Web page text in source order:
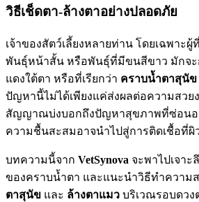
วิธีเช็ดตา-ล้างตาอย่างปลอดภัย
เจ้าของสัตว์เลี้ยงหลายท่าน โดยเฉพาะ
พันธุ์หน้าสั้น หรือพันธุ์ที่มีขนสีขาว มักจะ
แดงใต้ตา หรือที่เรียกว่า คราบน้ำตาสุนัข
ปัญหานี้ไม่ได้เพียงแค่ส่งผลต่อความสวย
สัญญาณบ่งบอกถึงปัญหาสุขภาพที่ซ่อนอ
ความชื้นสะสมอาจนำไปสู่การติดเชื้อที่ผิ
บทความนี้จาก VetSynova จะพาไปเจาะ
ของคราบน้ำตา และแนะนำวิธีทำความ
ตาสุนัข และ ล้างตาแมว บริเวณรอบดวง